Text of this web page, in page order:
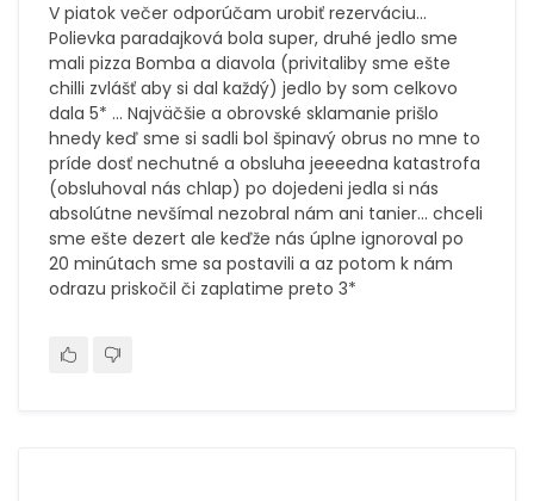
V piatok večer odporúčam urobiť rezerváciu...
Polievka paradajková bola super, druhé jedlo sme
mali pizza Bomba a diavola (privitaliby sme ešte
chilli zvlášť aby si dal každý) jedlo by som celkovo
dala 5* ... Najväčšie a obrovské sklamanie prišlo
hnedy keď sme si sadli bol špinavý obrus no mne to
príde dosť nechutné a obsluha jeeeedna katastrofa
(obsluhoval nás chlap) po dojedeni jedla si nás
absolútne nevšímal nezobral nám ani tanier... chceli
sme ešte dezert ale keďže nás úplne ignoroval po
20 minútach sme sa postavili a az potom k nám
odrazu priskočil či zaplatime preto 3*